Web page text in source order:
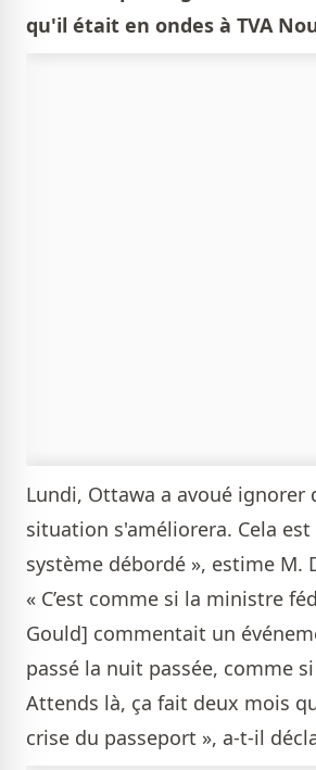
qu'il était en ondes à TVA
Lundi, Ottawa a avoué ignorer
situation s'améliorera. Cela
système débordé », estime M.
« C’est comme si la ministre
Gould] commentait un
passé la nuit passée, comme
Attends là, ça fait deux mois
crise du passeport », a-t-il